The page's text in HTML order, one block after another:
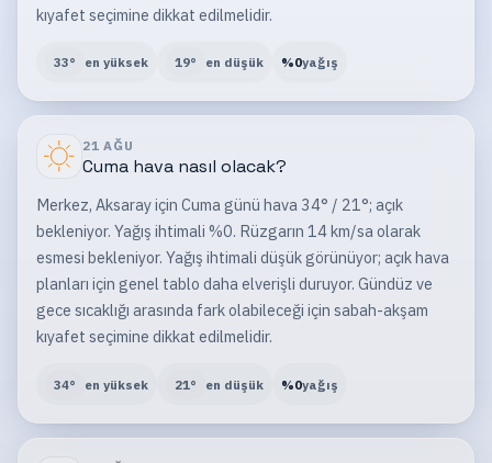
kıyafet seçimine dikkat edilmelidir.
33° en yüksek 19° en düşük %0yağış
21 AĞU
Cumahava nasıl olacak?
Merkez, Aksaray için Cuma günü hava 34° / 21°; açık
bekleniyor. Yağış ihtimali %0. Rüzgarın 14 km/sa olarak
esmesi bekleniyor. Yağış ihtimali düşük görünüyor; açık hava
planları için genel tablo daha elverişli duruyor. Gündüz ve
gece sıcaklığı arasında fark olabileceği için sabah-akşam
kıyafet seçimine dikkat edilmelidir.
34° en yüksek 21° en düşük %0yağış